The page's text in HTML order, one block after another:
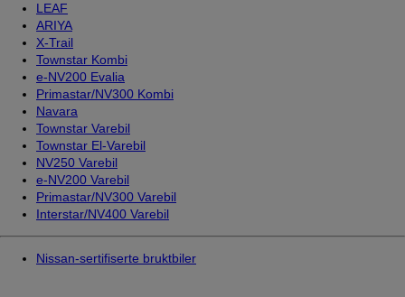
LEAF
ARIYA
X-Trail
Townstar Kombi
e-NV200 Evalia
Primastar/NV300 Kombi
Navara
Townstar Varebil
Townstar El-Varebil
NV250 Varebil
e-NV200 Varebil
Primastar/NV300 Varebil
Interstar/NV400 Varebil
Nissan-sertifiserte bruktbiler